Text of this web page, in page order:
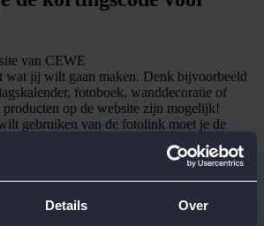
Details Over
van CEWE
wat jij wilt gaan maken. Denk bijvoorbeeld
fotoboek, wanddecoratie of
op de website zijn mogelijk!
gebruiken van de fotolink moet je de